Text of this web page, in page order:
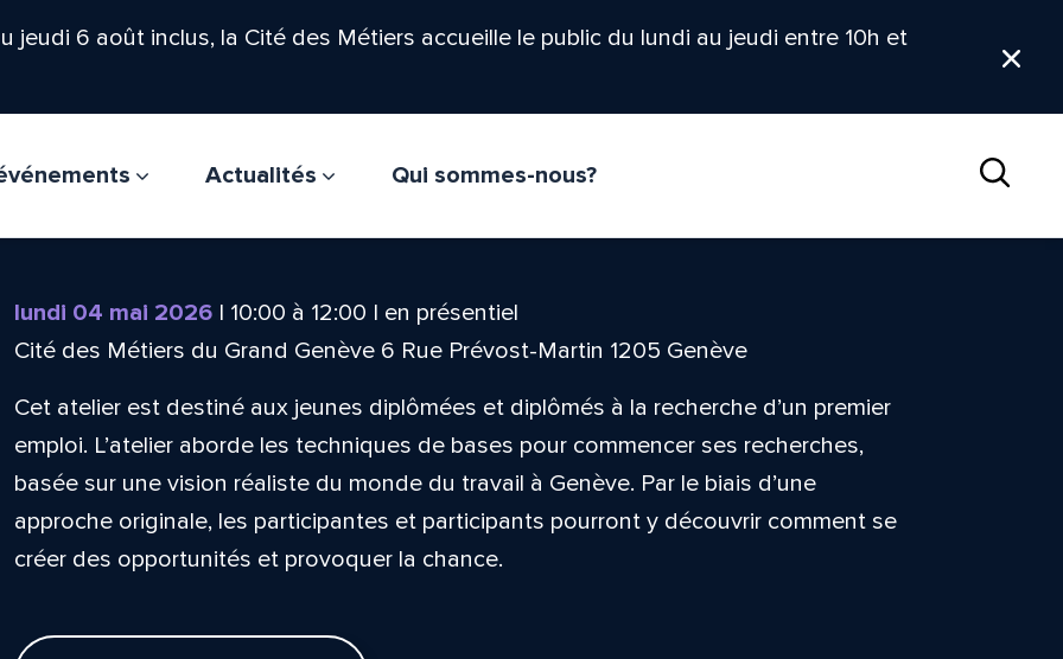
6 août inclus, la Cité des Métiers accueille le public du lundi au jeudi entre 10h et
Actualités
Qui sommes-nous?
lundi 04 mai 2026| 10:00 à 12:00 | en présentiel
Cité des Métiers du Grand Genève 6 Rue Prévost-Martin 1205 Genève
Cet atelier est destiné aux jeunes diplômées et diplômés à la recherche d’un premier
emploi. L’atelier aborde les techniques de bases pour commencer ses recherches,
basée sur une vision réaliste du monde du travail à Genève. Par le biais d’une
approche originale, les participantes et participants pourront y découvrir comment se
créer des opportunités et provoquer la chance.